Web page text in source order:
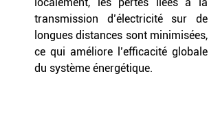
transmission d’électricité sur de
longues distances sont minimisées,
ce qui améliore
l’efficacité globale
du système énergétique.